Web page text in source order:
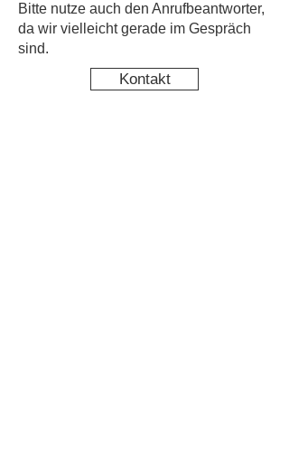
​Bitte nutze auch den Anrufbeantworter,
da wir vielleicht gerade im Gespräch
sind.
Kontakt